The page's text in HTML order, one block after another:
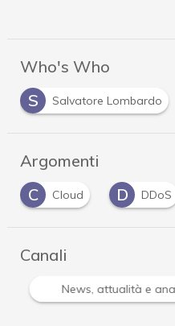
Who's Who
S
Salvatore Lombardo
Argomenti
D
DDoS H
Canali
Attacchi hacker e